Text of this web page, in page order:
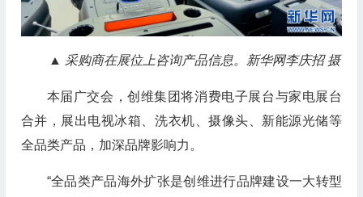
▲ 采购商在展位上咨询产品信息。新华网李庆招 摄
本届广交会，创维集团将消费电子展台与家电展台
合并，展出电视冰箱、洗衣机、摄像头、新能源光储等
全品类产品，加深品牌影响力。
“全品类产品海外扩张是创维进行品牌建设一大转型